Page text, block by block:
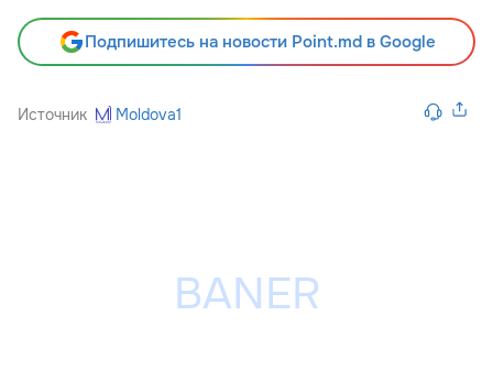
Подпишитесь на новости Point.md в Google
Источник Moldova1